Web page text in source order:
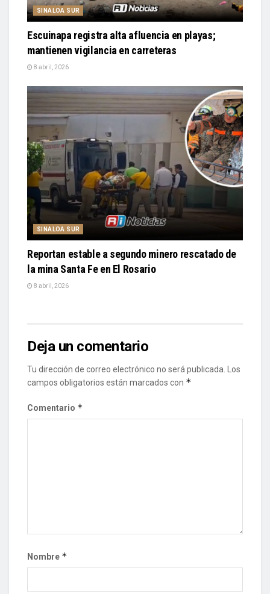
SINALOA SUR
Escuinapa registra alta afluencia en playas;
mantienen vigilancia en carreteras
8 abril, 2026
SINALOA SUR
Reportan estable a segundo minero rescatado de
la mina Santa Fe en El Rosario
8 abril, 2026
Deja un comentario
Tu dirección de correo electrónico no será publicada.
Los
campos obligatorios están marcados con *
Comentario *
Nombre *